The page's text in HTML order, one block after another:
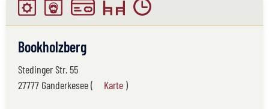
Bookholzberg
Stedinger Str. 55
27777 Ganderkesee (
Karte )